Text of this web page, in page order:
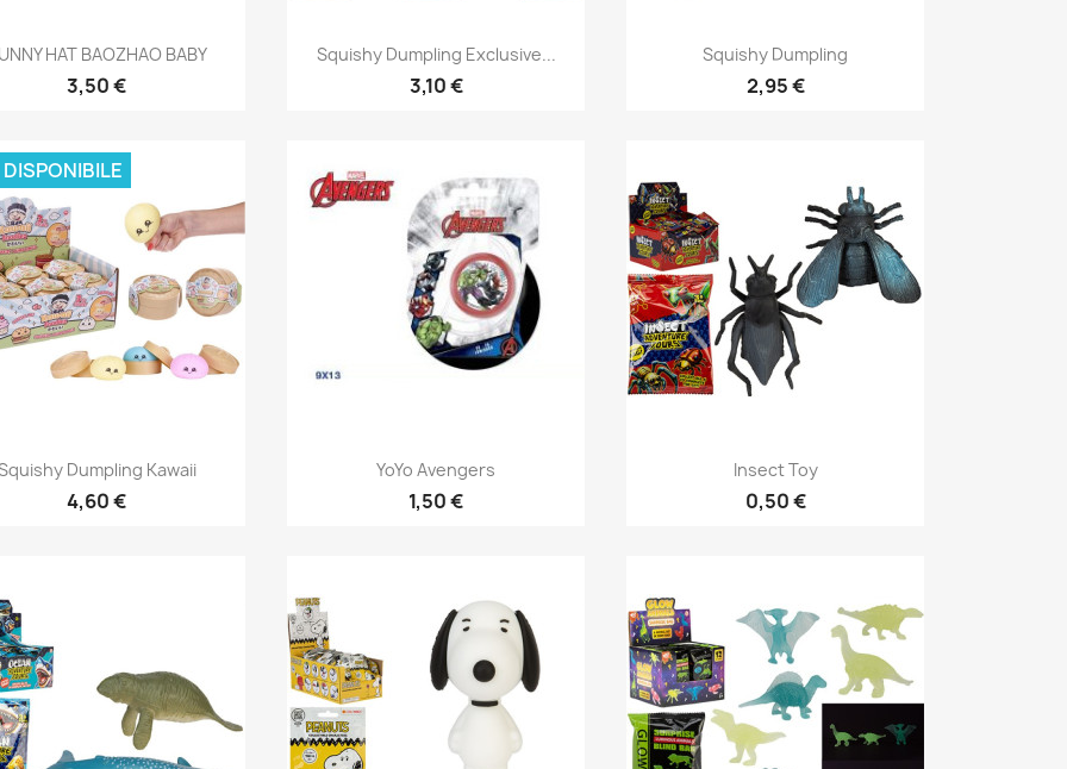
Anteprima
HAT BAOZHAO BABY
3,50 €
Anteprima
Squishy Dumpling Exclusive...
3,10 €
Anteprima
Squishy Dumpling
2,95 €
Anteprima
Dumpling Kawaii
4,60 €
Anteprima
YoYo Avengers
1,50 €
Anteprima
Insect Toy
0,50 €